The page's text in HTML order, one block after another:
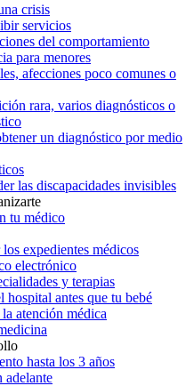
crisis
servicios
del comportamiento
para menores
afecciones poco comunes o
rara, varios diagnósticos o
un diagnóstico por medio
las discapacidades invisibles
tu médico
expedientes médicos
electrónico
y terapias
hospital antes que tu bebé
atención médica
hasta los 3 años
adelante